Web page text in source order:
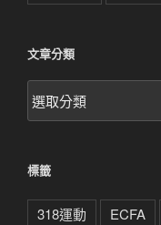
文章分類
文
章
標籤
318運動 ECFA